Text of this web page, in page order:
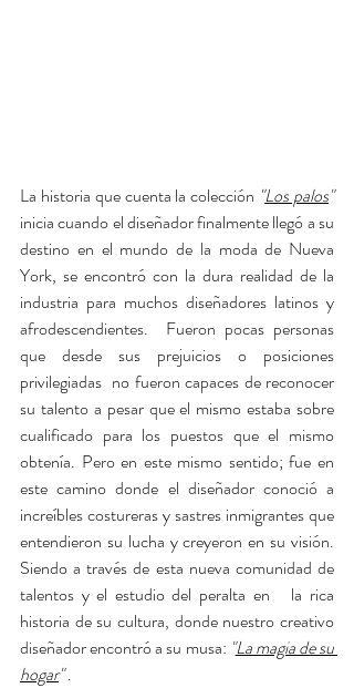
La historia que cuenta la colección "Los palos "
inicia cuando el diseñador finalmente llegó a su
destino en el mundo de la moda de Nueva
York, se encontró con la dura realidad de la
industria para muchos diseñadores latinos y
afrodescendientes.  Fueron pocas personas
que desde sus prejuicios o posiciones
privilegiadas  no fueron capaces de reconocer
su talento a pesar que el mismo estaba sobre
cualificado para los puestos que el mismo
obtenía. Pero en este mismo sentido; fue en
este camino donde el diseñador conoció a
increíbles costureras y sastres inmigrantes que
entendieron su lucha y creyeron en su visión.
Siendo a través de esta nueva comunidad de
talentos y el estudio del peralta en   la rica
historia de su cultura, donde nuestro creativo
diseñador encontró a su musa: "La magia de su
hogar" .